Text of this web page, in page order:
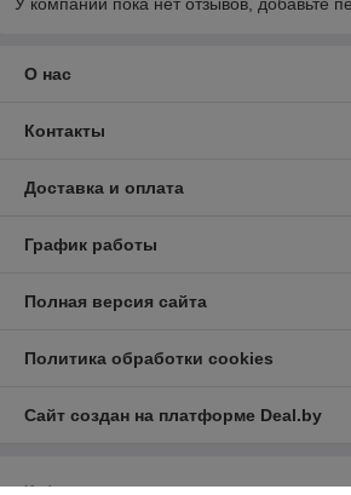
О нас
Контакты
Доставка и оплата
График работы
Полная версия сайта
Политика обработки cookies
Сайт создан на платформе Deal.by
Информация для покупателя